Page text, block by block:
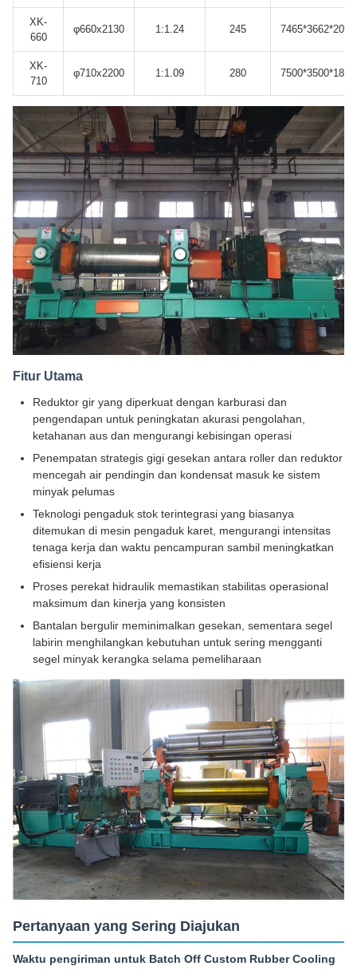
XK-
660
φ660x2130 1:1.24 245 7465*3662*2080
XK-
710
φ710x2200 1:1.09 280 7500*3500*1800
Fitur Utama
Reduktor gir yang diperkuat dengan karburasi dan
pengendapan untuk peningkatan akurasi pengolahan,
ketahanan aus dan mengurangi kebisingan operasi
Penempatan strategis gigi gesekan antara roller dan reduktor
mencegah air pendingin dan kondensat masuk ke sistem
minyak pelumas
Teknologi pengaduk stok terintegrasi yang biasanya
ditemukan di mesin pengaduk karet, mengurangi intensitas
tenaga kerja dan waktu pencampuran sambil meningkatkan
efisiensi kerja
Proses perekat hidraulik memastikan stabilitas operasional
maksimum dan kinerja yang konsisten
Bantalan bergulir meminimalkan gesekan, sementara segel
labirin menghilangkan kebutuhan untuk sering mengganti
segel minyak kerangka selama pemeliharaan
Pertanyaan yang Sering Diajukan
Waktu pengiriman untuk Batch Off Custom Rubber Cooling